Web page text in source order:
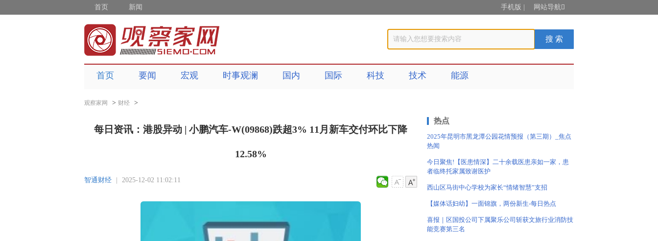
首页 新闻 手机版 网站导航
首页 要闻 宏观 时事观澜 国内 国际 科技 技术 能源
观察家网 > 财经 >
每日资讯：港股异动 | 小鹏汽车-W(09868)跌超3% 11月新车交付环比下降
12.58%
智通财经 2025-12-02 11:02:11
热点
2025年昆明市黑龙潭公园花情预报（第三期）_焦点
热闻
今日聚焦!【医患情深】二十余载医患亲如一家，患
者临终托家属致谢医护
西山区马街中心学校为家长“情绪智慧”支招
【媒体话妇幼】一面锦旗，两份新生-每日热点
喜报｜区国投公司下属聚乐公司斩获文旅行业消防技
能竞赛第三名